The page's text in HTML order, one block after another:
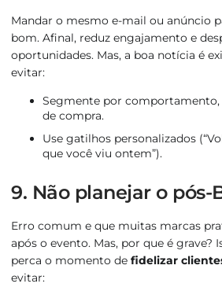
Mandar o mesmo e-mail ou anúncio
bom. Afinal, reduz engajamento e
oportunidades. Mas, a boa notícia é
evitar:
Segmente por
de compra.
Use gatilhos personalizados
que você viu ontem”).
9. Não planejar o pós-
Erro comum e que muitas marcas
após o evento. Mas, por que é grave?
perca o momento de fidelizar
evitar: